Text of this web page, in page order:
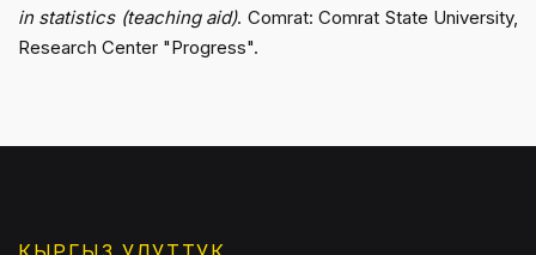
in statistics (teaching aid). Comrat: Comrat State University,
Research Center "Progress".